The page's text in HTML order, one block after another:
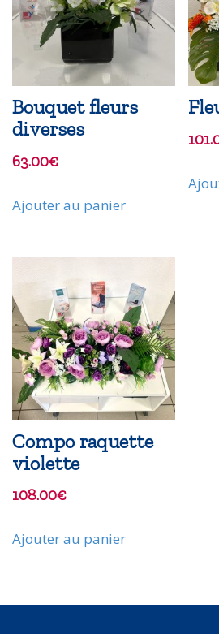
Bouquet fleurs
diverses
63.00€
Ajouter au panier
Compo raquette
violette
108.00€
Ajouter au panier